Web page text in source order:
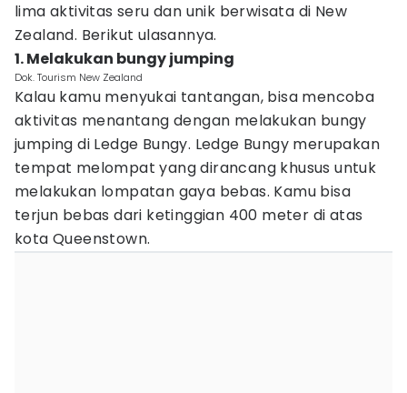
lima aktivitas seru dan unik berwisata di New
Zealand. Berikut ulasannya.
1. Melakukan bungy jumping
Dok. Tourism New Zealand
Kalau kamu menyukai tantangan, bisa mencoba
aktivitas menantang dengan melakukan bungy
jumping di Ledge Bungy. Ledge Bungy merupakan
tempat melompat yang dirancang khusus untuk
melakukan lompatan gaya bebas. Kamu bisa
terjun bebas dari ketinggian 400 meter di atas
kota Queenstown.